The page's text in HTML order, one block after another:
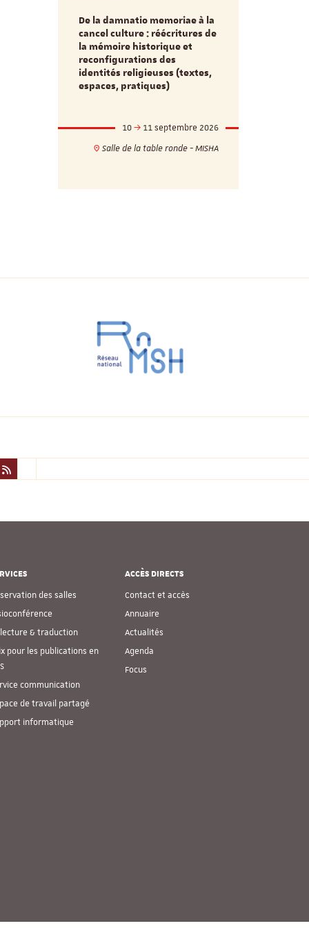
De la damnatio memoriae à la
cancel culture : réécritures de
la mémoire historique et
reconfigurations des
identités religieuses (textes,
espaces, pratiques)
10
11 septembre 2026
Salle de la table ronde - MISHA
des salles
& traduction
pour les publications en
communication
de travail partagé
informatique
ACCÈS DIRECTS
Contact et accès
Annuaire
Actualités
Agenda
Focus